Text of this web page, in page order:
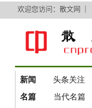
欢迎您访问：散文网 ｜
新闻 头条关注
名篇
当代名篇